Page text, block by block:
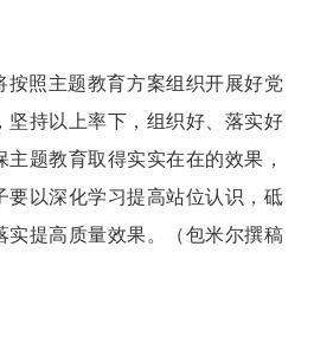
按照主题教育方案组织开展好党
坚持以上率下，组织好、落实好
题教育取得实实在在的效果，
要以深化学习提高站位认识，砥
实提高质量效果。（包米尔撰稿